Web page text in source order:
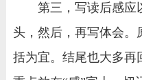
第三，写读后感应
头，然后，再写体会。
括为宜。结尾也大多再